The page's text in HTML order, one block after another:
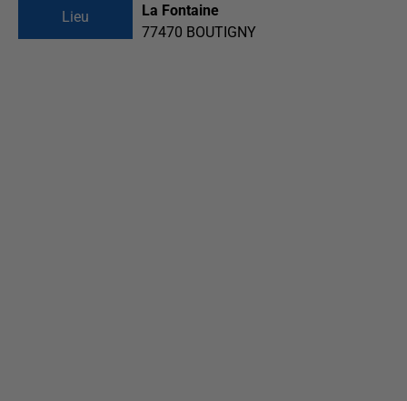
Lieu
La Fontaine
77470 BOUTIGNY